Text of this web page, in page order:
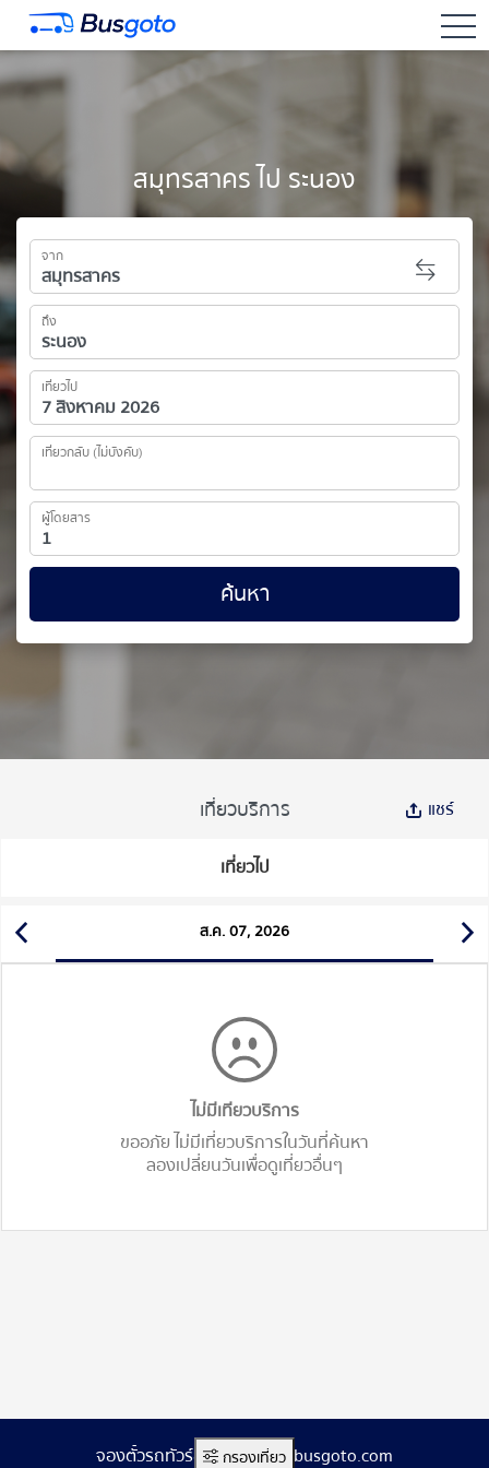
สมุทรสาคร ไป ระนอง
จาก
ถึง
เที่ยวไป
เที่ยวกลับ (ไม่บังคับ)
ผู้โดยสาร
ค้นหา
เที่ยวบริการ แชร์
เที่ยวไป
ส.ค. 07, 2026
ไม่มีเทียวบริการ
ขออภัย ไม่มีเที่ยวบริการในวันที่ค้นหา
ลองเปลี่ยนวันเพื่อดูเที่ยวอื่นๆ
กรองเที่ยว
จองตั๋วรถทัวร์ออนไลน์ www.busgoto.com